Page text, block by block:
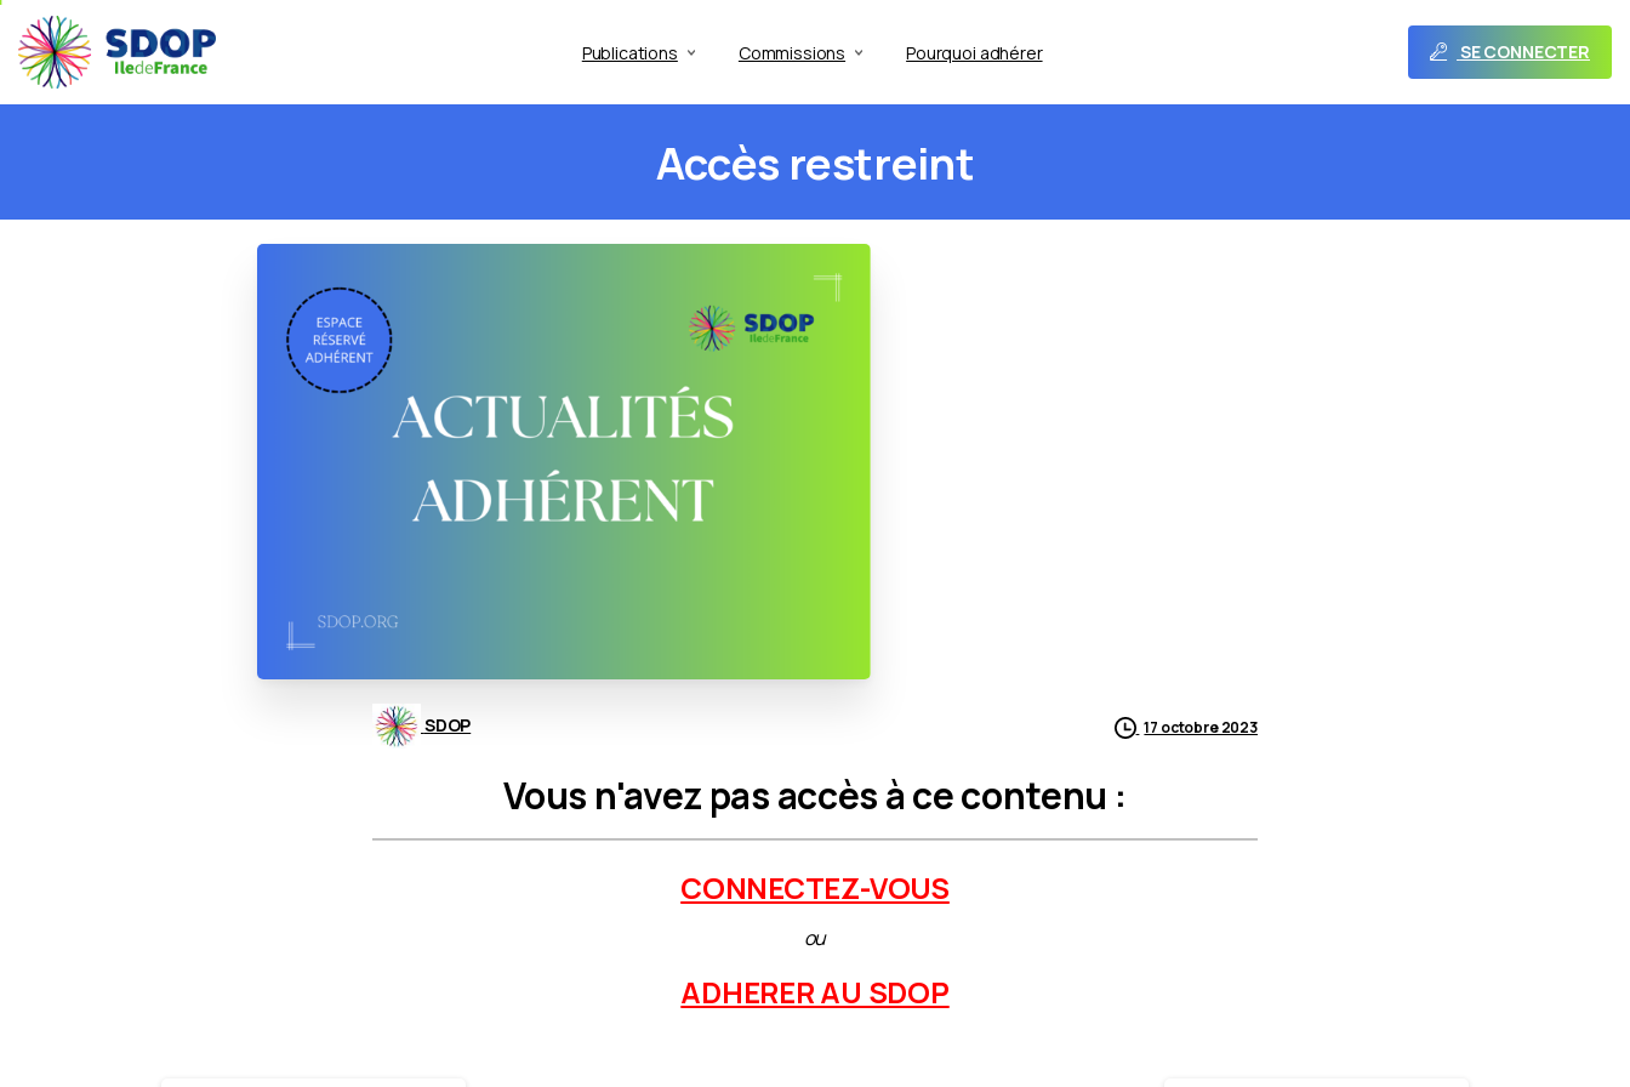
Publications Commissions Pourquoi adhérer SE CONNECTER
Accès restreint
SDOP 17 octobre 2023
Vous n'avez pas accès à ce contenu :
CONNECTEZ-VOUS
ou
ADHERER AU SDOP